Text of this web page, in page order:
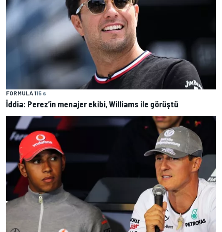
FORMULA 115 s
İddia: Perez’in menajer ekibi, Williams ile görüştü